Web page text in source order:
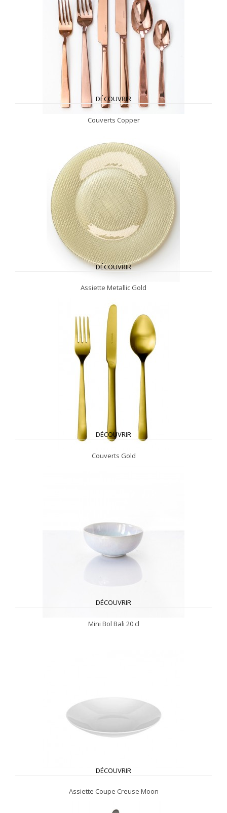
DÉCOUVRIR
Couverts Copper
DÉCOUVRIR
Assiette Metallic Gold
DÉCOUVRIR
Couverts Gold
DÉCOUVRIR
Mini Bol Bali 20 cl
DÉCOUVRIR
Assiette Coupe Creuse Moon